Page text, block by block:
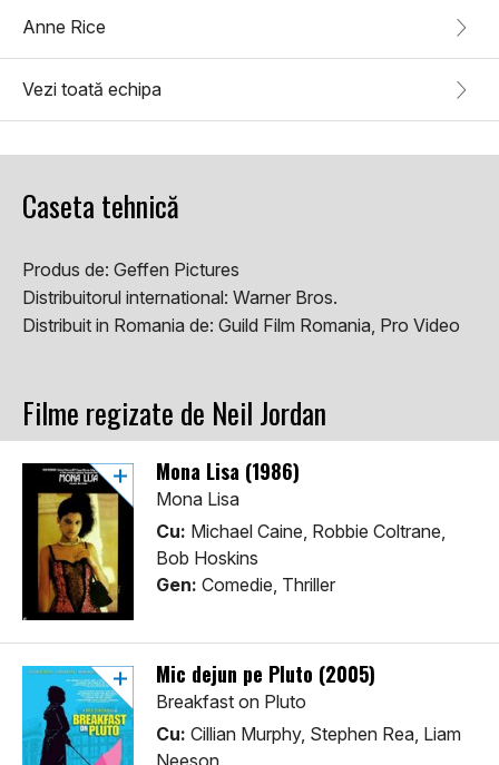
Anne Rice
Vezi toată echipa
Caseta tehnică
Produs de: Geffen Pictures
Distribuitorul international: Warner Bros.
Distribuit in Romania de: Guild Film Romania, Pro Video
Filme regizate de Neil Jordan
Mona Lisa (1986)
Mona Lisa
Cu: Michael Caine, Robbie Coltrane,
Bob Hoskins
Gen: Comedie, Thriller
Mic dejun pe Pluto (2005)
Breakfast on Pluto
Cu: Cillian Murphy, Stephen Rea, Liam